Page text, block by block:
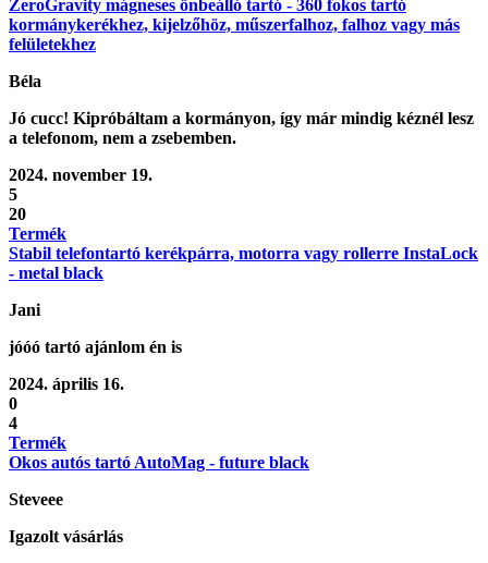
ZeroGravity mágneses önbeálló tartó - 360 fokos tartó
kormánykerékhez, kijelzőhöz, műszerfalhoz, falhoz vagy más
felületekhez
Béla
Jó cucc! Kipróbáltam a kormányon, így már mindig kéznél lesz
a telefonom, nem a zsebemben.
2024. november 19.
5
20
Termék
Stabil telefontartó kerékpárra, motorra vagy rollerre InstaLock
- metal black
Jani
jóóó tartó ajánlom én is
2024. április 16.
0
4
Termék
Okos autós tartó AutoMag - future black
Steveee
Igazolt vásárlás